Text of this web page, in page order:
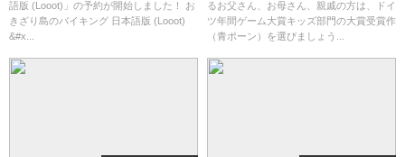
語版 (Looot)」の予約が開始しました！ お
きざり島のバイキング 日本語版 (Looot)
&#x...
るお父さん、お母さん、親戚の方は、ドイ
ツ年間ゲーム大賞キッズ部門の大賞受賞作
（青ポーン）を選びましょう...